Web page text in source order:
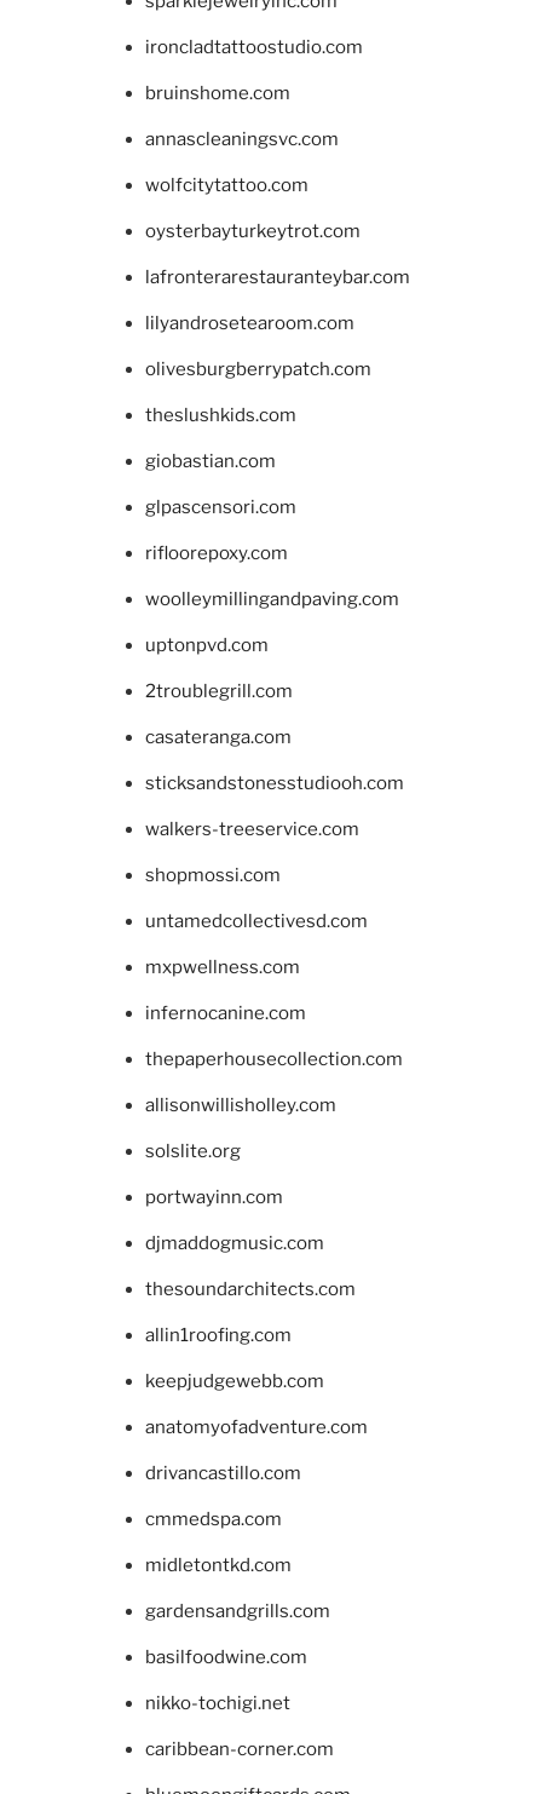
ironcladtattoostudio.com
bruinshome.com
annascleaningsvc.com
wolfcitytattoo.com
oysterbayturkeytrot.com
lafronterarestauranteybar.com
lilyandrosetearoom.com
olivesburgberrypatch.com
theslushkids.com
giobastian.com
glpascensori.com
rifloorepoxy.com
woolleymillingandpaving.com
uptonpvd.com
2troublegrill.com
casateranga.com
sticksandstonesstudiooh.com
walkers-treeservice.com
shopmossi.com
untamedcollectivesd.com
mxpwellness.com
infernocanine.com
thepaperhousecollection.com
allisonwillisholley.com
solslite.org
portwayinn.com
djmaddogmusic.com
thesoundarchitects.com
allin1roofing.com
keepjudgewebb.com
anatomyofadventure.com
drivancastillo.com
cmmedspa.com
midletontkd.com
gardensandgrills.com
basilfoodwine.com
nikko-tochigi.net
caribbean-corner.com